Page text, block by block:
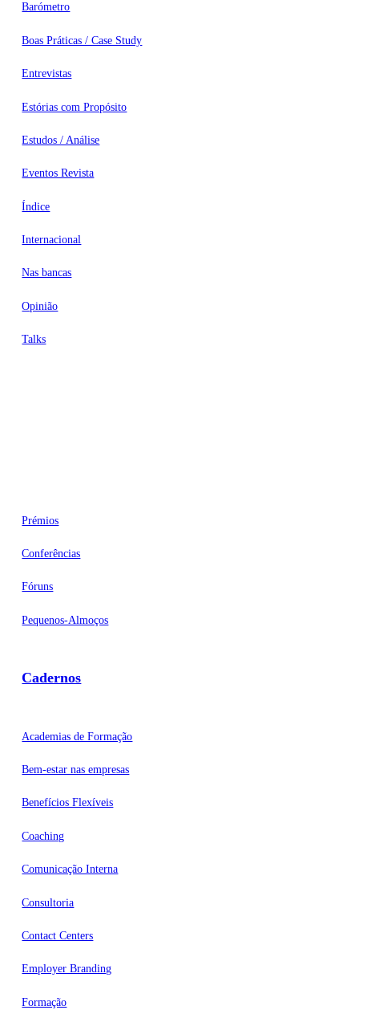
Barómetro
Boas Práticas / Case Study
Entrevistas
Estórias com Propósito
Estudos / Análise
Eventos Revista
Índice
Internacional
Nas bancas
Opinião
Talks
Prémios
Conferências
Fóruns
Pequenos-Almoços
Cadernos
Academias de Formação
Bem-estar nas empresas
Benefícios Flexíveis
Coaching
Comunicação Interna
Consultoria
Contact Centers
Employer Branding
Formação